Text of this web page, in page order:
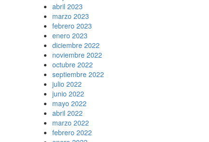
abril 2023
marzo 2023
febrero 2023
enero 2023
diciembre 2022
noviembre 2022
octubre 2022
septiembre 2022
julio 2022
junio 2022
mayo 2022
abril 2022
marzo 2022
febrero 2022